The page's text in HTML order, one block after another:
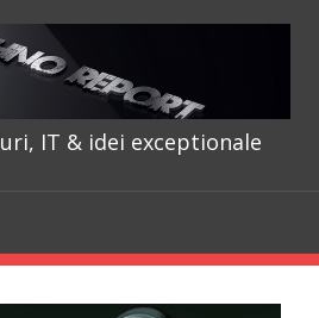
IT & idei exceptionale